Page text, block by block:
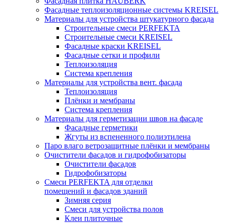
Фасадные теплоизоляционные системы KREISEL
Материалы для устройства штукатурного фасада
Строительные смеси PERFEKTA
Строительные смеси KREISEL
Фасадные краски KREISEL
Фасадные сетки и профили
Теплоизоляция
Система крепления
Материалы для устройства вент. фасада
Теплоизоляция
Плёнки и мембраны
Система крепления
Материалы для герметизации швов на фасаде
Фасадные герметики
Жгуты из вспененного полиэтилена
Паро влаго ветрозащитные плёнки и мембраны
Очистители фасадов и гидрофобизаторы
Очистители фасадов
Гидрофобизаторы
Смеси PERFEKTA для отделки
помещений и фасадов зданий
Зимняя серия
Смеси для устройства полов
Клеи плиточные